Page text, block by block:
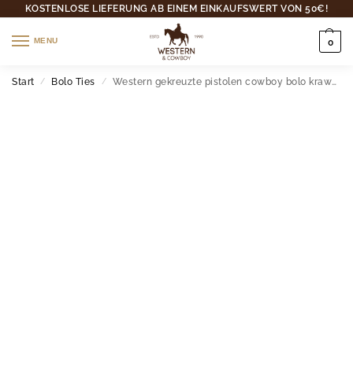
KOSTENLOSE LIEFERUNG AB EINEM EINKAUFSWERT VON 50€!
MENU 0
Start / Bolo Ties / Western gekreuzte pistolen cowboy bolo krawatte mit lederseil